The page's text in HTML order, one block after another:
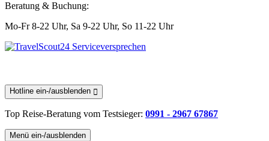
Beratung & Buchung:
Mo-Fr 8-22 Uhr, Sa 9-22 Uhr, So 11-22 Uhr
Hotline ein-/ausblenden
Top Reise-Beratung vom Testsieger: 0991 - 2967 67867
Menü ein-/ausblenden